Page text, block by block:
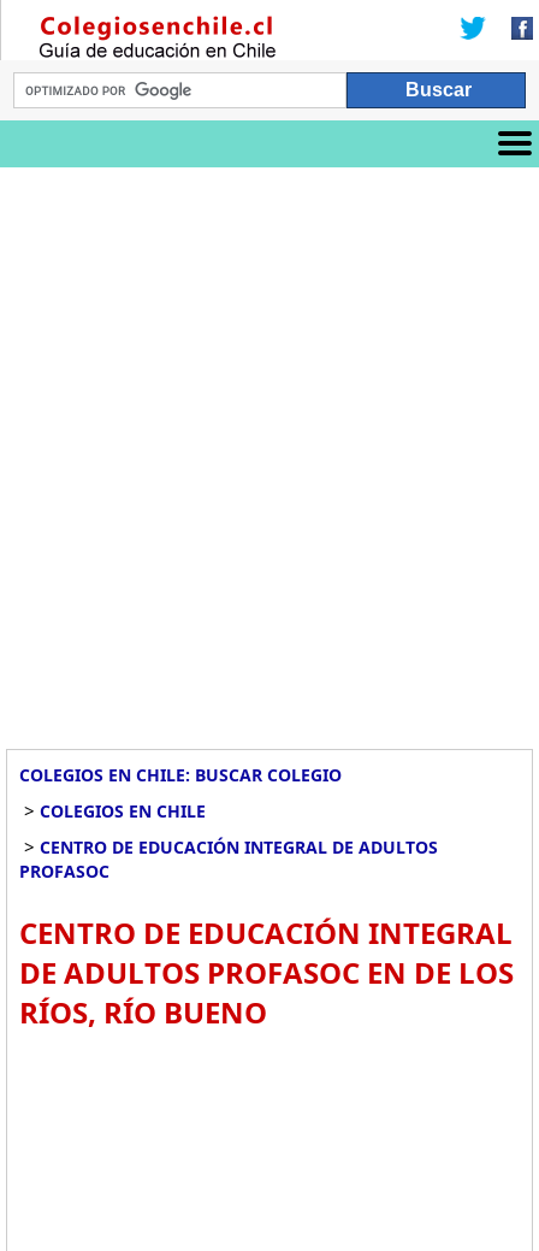
COLEGIOS EN CHILE: BUSCAR COLEGIO
> COLEGIOS EN CHILE
> CENTRO DE EDUCACIÓN INTEGRAL DE ADULTOS
PROFASOC
CENTRO DE EDUCACIÓN INTEGRAL
DE ADULTOS PROFASOC EN DE LOS
RÍOS, RÍO BUENO